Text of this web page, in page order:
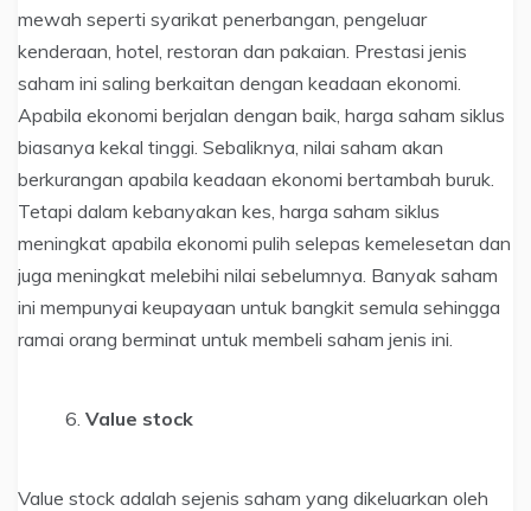
mewah seperti syarikat penerbangan, pengeluar
kenderaan, hotel, restoran dan pakaian. Prestasi jenis
saham ini saling berkaitan dengan keadaan ekonomi.
Apabila ekonomi berjalan dengan baik, harga saham siklus
biasanya kekal tinggi. Sebaliknya, nilai saham akan
berkurangan apabila keadaan ekonomi bertambah buruk.
Tetapi dalam kebanyakan kes, harga saham siklus
meningkat apabila ekonomi pulih selepas kemelesetan dan
juga meningkat melebihi nilai sebelumnya. Banyak saham
ini mempunyai keupayaan untuk bangkit semula sehingga
ramai orang berminat untuk membeli saham jenis ini.
Value stock
Value stock adalah sejenis saham yang dikeluarkan oleh